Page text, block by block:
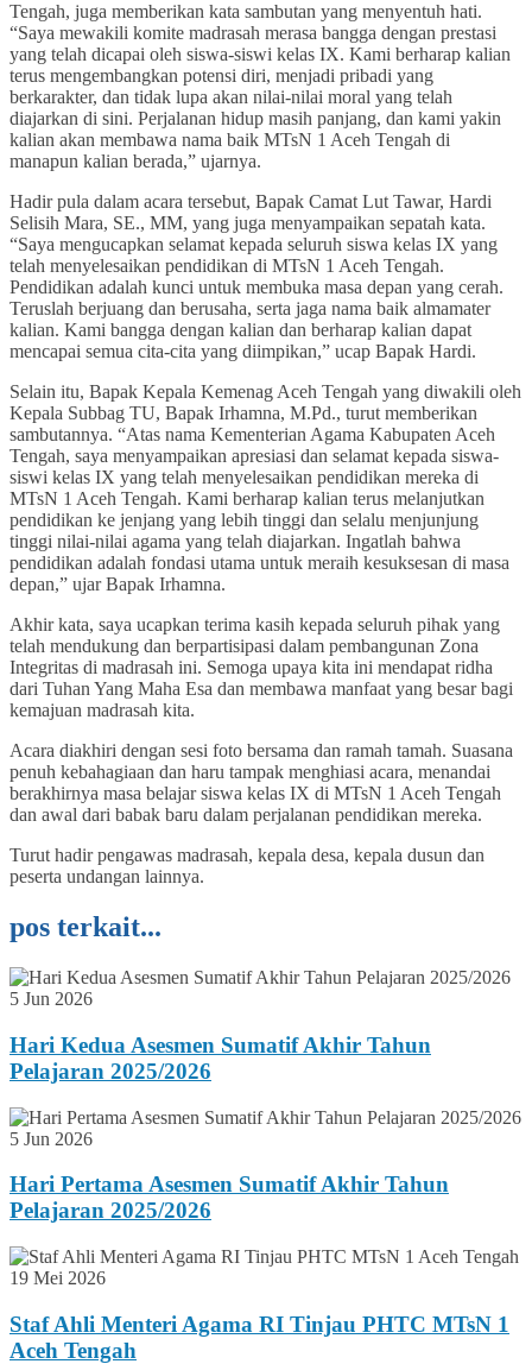
Tengah, juga memberikan kata sambutan yang menyentuh hati.
“Saya mewakili komite madrasah merasa bangga dengan prestasi
yang telah dicapai oleh siswa-siswi kelas IX. Kami berharap kalian
terus mengembangkan potensi diri, menjadi pribadi yang
berkarakter, dan tidak lupa akan nilai-nilai moral yang telah
diajarkan di sini. Perjalanan hidup masih panjang, dan kami yakin
kalian akan membawa nama baik MTsN 1 Aceh Tengah di
manapun kalian berada,” ujarnya.
Hadir pula dalam acara tersebut, Bapak Camat Lut Tawar, Hardi
Selisih Mara, SE., MM, yang juga menyampaikan sepatah kata.
“Saya mengucapkan selamat kepada seluruh siswa kelas IX yang
telah menyelesaikan pendidikan di MTsN 1 Aceh Tengah.
Pendidikan adalah kunci untuk membuka masa depan yang cerah.
Teruslah berjuang dan berusaha, serta jaga nama baik almamater
kalian. Kami bangga dengan kalian dan berharap kalian dapat
mencapai semua cita-cita yang diimpikan,” ucap Bapak Hardi.
Selain itu, Bapak Kepala Kemenag Aceh Tengah yang diwakili oleh
Kepala Subbag TU, Bapak Irhamna, M.Pd., turut memberikan
sambutannya. “Atas nama Kementerian Agama Kabupaten Aceh
Tengah, saya menyampaikan apresiasi dan selamat kepada siswa-
siswi kelas IX yang telah menyelesaikan pendidikan mereka di
MTsN 1 Aceh Tengah. Kami berharap kalian terus melanjutkan
pendidikan ke jenjang yang lebih tinggi dan selalu menjunjung
tinggi nilai-nilai agama yang telah diajarkan. Ingatlah bahwa
pendidikan adalah fondasi utama untuk meraih kesuksesan di masa
depan,” ujar Bapak Irhamna.
Akhir kata, saya ucapkan terima kasih kepada seluruh pihak yang
telah mendukung dan berpartisipasi dalam pembangunan Zona
Integritas di madrasah ini. Semoga upaya kita ini mendapat ridha
dari Tuhan Yang Maha Esa dan membawa manfaat yang besar bagi
kemajuan madrasah kita.
Acara diakhiri dengan sesi foto bersama dan ramah tamah. Suasana
penuh kebahagiaan dan haru tampak menghiasi acara, menandai
berakhirnya masa belajar siswa kelas IX di MTsN 1 Aceh Tengah
dan awal dari babak baru dalam perjalanan pendidikan mereka.
Turut hadir pengawas madrasah, kepala desa, kepala dusun dan
peserta undangan lainnya.
pos terkait...
5 Jun 2026
Hari Kedua Asesmen Sumatif Akhir Tahun
Pelajaran 2025/2026
5 Jun 2026
Hari Pertama Asesmen Sumatif Akhir Tahun
Pelajaran 2025/2026
19 Mei 2026
Staf Ahli Menteri Agama RI Tinjau PHTC MTsN 1
Aceh Tengah